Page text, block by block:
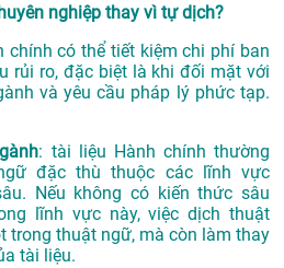
nghiệp thay vì tự dịch?
chính có thể tiết kiệm chi phí ban
rủi ro, đặc biệt là khi đối mặt với
và yêu cầu pháp lý phức tạp.
: tài liệu Hành chính thường
đặc thù thuộc các lĩnh vực
Nếu không có kiến thức sâu
lĩnh vực này, việc dịch thuật
trong thuật ngữ, mà còn làm thay
tài liệu.